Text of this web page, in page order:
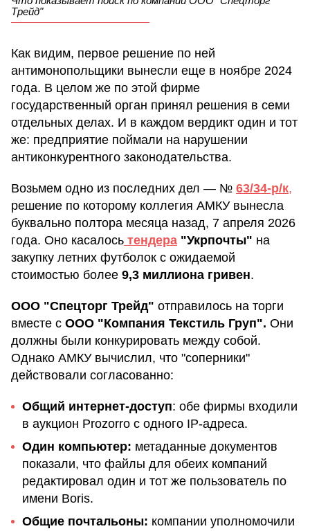
Трейд"
Как видим, первое решение по ней
антимонопольщики вынесли еще в ноябре 2024
года. В целом же по этой фирме
государственный орган принял решения в семи
отдельных делах. И в каждом вердикт один и тот
же: предприятие поймали на нарушении
антиконкурентного законодательства.
Возьмем одно из последних дел — № 63/34-р/к,
решение по которому коллегия АМКУ вынесла
буквально полтора месяца назад, 7 апреля 2026
года. Оно касалось тендера "Укрпочты" на
закупку летних футболок с ожидаемой
стоимостью более 9,3 миллиона гривен.
ООО "Спецторг Трейд" отправилось на торги
вместе с ООО "Компания Текстиль Груп". Они
должны были конкурировать между собой.
Однако АМКУ вычислил, что "соперники"
действовали согласованно:
Общий интернет-доступ: обе фирмы входили
в аукцион Prozorro с одного IP-адреса.
Один компьютер: метаданные документов
показали, что файлы для обеих компаний
редактировал один и тот же пользователь по
имени Boris.
Общие почтальоны: компании уполномочили